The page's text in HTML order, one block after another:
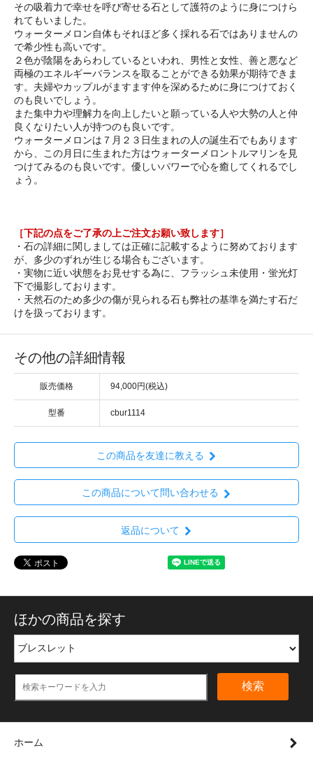
その吸着力で幸せを呼び寄せる石として護符のように身につけら
れてもいました。
ウォーターメロン自体もそれほど多く採れる石ではありませんの
で希少性も高いです。
２色が陰陽をあらわしているといわれ、男性と女性、善と悪など
両極のエネルギーバランスを取ることができる効果が期待できま
す。夫婦やカップルがますます仲を深めるために身につけておく
のも良いでしょう。
また集中力や理解力を向上したいと願っている人や大勢の人と仲
良くなりたい人が持つのも良いです。
ウォーターメロンは７月２３日生まれの人の誕生石でもあります
から、この月日に生まれた方はウォーターメロントルマリンを見
つけてみるのも良いです。優しいパワーで心を癒してくれるでし
ょう。
［下記の点をご了承の上ご注文お願い致します］
・石の詳細に関しましては正確に記載するように努めております
が、多少のずれが生じる場合もございます。
・実物に近い状態をお見せする為に、フラッシュ未使用・蛍光灯
下で撮影しております。
・天然石のため多少の傷が見られる石も弊社の基準を満たす石だ
けを扱っております。
その他の詳細情報
販売価格 94,000円(税込)
型番 cbur1114
この商品を友達に教える
この商品について問い合わせる
返品について
ほかの商品を探す
検索
ホーム